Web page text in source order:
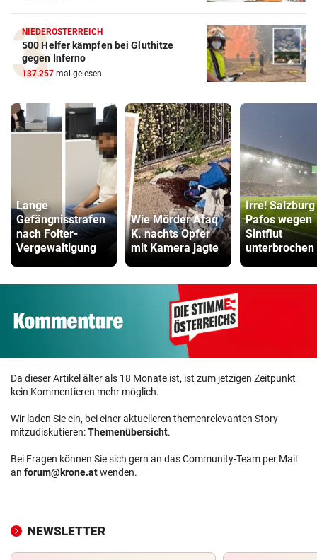
NIEDERÖSTERREICH
500 Helfer kämpfen bei Gluthitze
gegen Inferno
137.257 mal gelesen
Lange
Gefängnisstrafen
nach Folter-
Vergewaltigung
Wie Mörder Afaq
K. nachts Opfer
mit Kamera jagte
Irre!
Pafos wegen
Sintflut
unterbrochen
Da dieser Artikel älter als 18 Monate ist, ist zum jetzigen Zeitpunkt
kein Kommentieren mehr möglich.
Wir laden Sie ein, bei einer aktuelleren themenrelevanten Story
mitzudiskutieren:Themenübersicht.
Bei Fragen können Sie sich gern an das Community-Team per Mail
an forum@krone.atwenden.
NEWSLETTER